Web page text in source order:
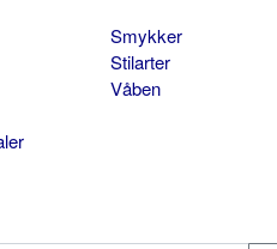
Smykker
Stilarter
Våben